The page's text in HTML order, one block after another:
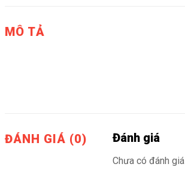
MÔ TẢ
ĐÁNH GIÁ (0) Đánh giá
Chưa có đánh